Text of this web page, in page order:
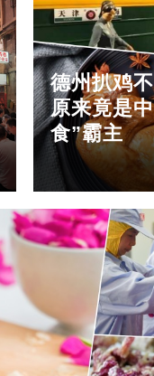
德州扒鸡
原来竟是
食”霸主